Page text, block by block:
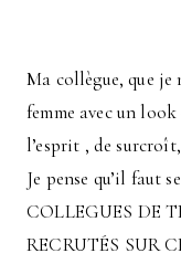
Ma collègue, que je
femme avec un
l’esprit , de
Je pense qu’il faut
COLLEGUES DE
RECRUTÉS SUR